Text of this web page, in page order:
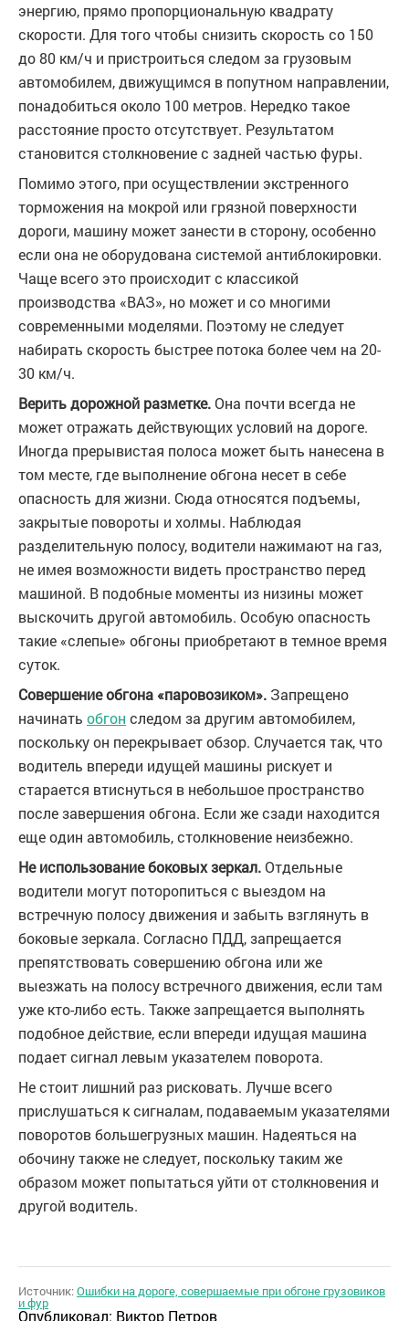
энергию, прямо пропорциональную квадрату
скорости. Для того чтобы снизить скорость со 150
до 80 км/ч и пристроиться следом за грузовым
автомобилем, движущимся в попутном направлении,
понадобиться около 100 метров. Нередко такое
расстояние просто отсутствует. Результатом
становится столкновение с задней частью фуры.
Помимо этого, при осуществлении экстренного
торможения на мокрой или грязной поверхности
дороги, машину может занести в сторону, особенно
если она не оборудована системой антиблокировки.
Чаще всего это происходит с классикой
производства «ВАЗ», но может и со многими
современными моделями. Поэтому не следует
набирать скорость быстрее потока более чем на 20-
30 км/ч.
Верить дорожной разметке. Она почти всегда не
может отражать действующих условий на дороге.
Иногда прерывистая полоса может быть нанесена в
том месте, где выполнение обгона несет в себе
опасность для жизни. Сюда относятся подъемы,
закрытые повороты и холмы. Наблюдая
разделительную полосу, водители нажимают на газ,
не имея возможности видеть пространство перед
машиной. В подобные моменты из низины может
выскочить другой автомобиль. Особую опасность
такие «слепые» обгоны приобретают в темное время
суток.
Совершение обгона «паровозиком». Запрещено
начинать обгон следом за другим автомобилем,
поскольку он перекрывает обзор. Случается так, что
водитель впереди идущей машины рискует и
старается втиснуться в небольшое пространство
после завершения обгона. Если же сзади находится
еще один автомобиль, столкновение неизбежно.
Не использование боковых зеркал. Отдельные
водители могут поторопиться с выездом на
встречную полосу движения и забыть взглянуть в
боковые зеркала. Согласно ПДД, запрещается
препятствовать совершению обгона или же
выезжать на полосу встречного движения, если там
уже кто-либо есть. Также запрещается выполнять
подобное действие, если впереди идущая машина
подает сигнал левым указателем поворота.
Не стоит лишний раз рисковать. Лучше всего
прислушаться к сигналам, подаваемым указателями
поворотов большегрузных машин. Надеяться на
обочину также не следует, поскольку таким же
образом может попытаться уйти от столкновения и
другой водитель.
Источник:Ошибки на дороге, совершаемые при обгоне грузовиков
и фур
Опубликовал: Виктор Петров